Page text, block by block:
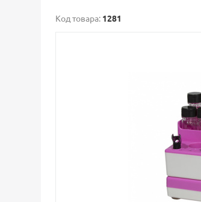
Код товара: 1281